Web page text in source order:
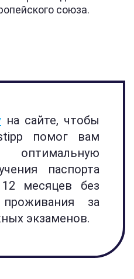
союза.
на сайте, чтобы
помог вам
паспорта
месяцев без
проживания за
экзаменов.